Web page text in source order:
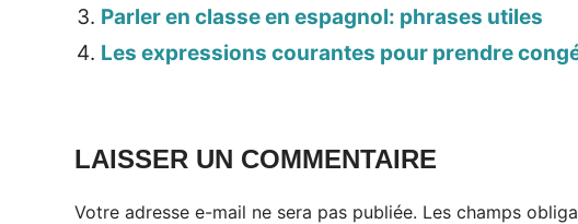
Parler en classe en espagnol: phrases utiles
Les expressions courantes pour prendre
LAISSER UN COMMENTAIRE
Votre adresse e-mail ne sera pas publiée. Les champs